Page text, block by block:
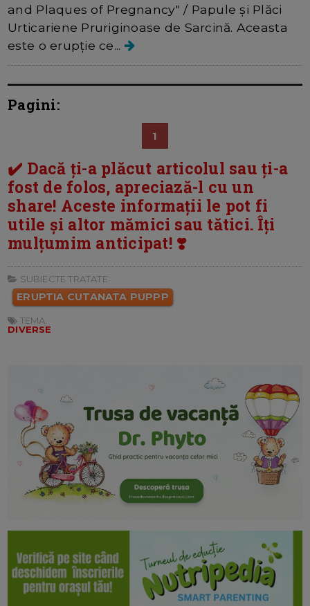
and Plaques of Pregnancy" / Papule şi Plăci
Urticariene Pruriginoase de Sarcină. Aceasta
este o erupție ce...
Pagini:
1
✔️ Dacă ți-a plăcut articolul sau ți-a
fost de folos, apreciază-l cu un
share! Aceste informații le pot fi
utile și altor mămici sau tătici. Îți
mulțumim anticipat! ❣️
SUBIECTE TRATATE:
ERUPTIA CUTANATA PUPPP
TEMA:
DIVERSE